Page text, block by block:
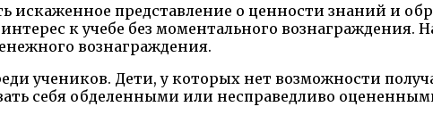
искаженное представление о ценности знаний и
к учебе без моментального вознаграждения.
вознаграждения.
учеников. Дети, у которых нет возможности
себя обделенными или несправедливо